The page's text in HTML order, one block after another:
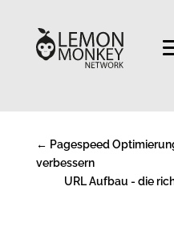
← Pagespeed
verbessern
URL Aufbau - die